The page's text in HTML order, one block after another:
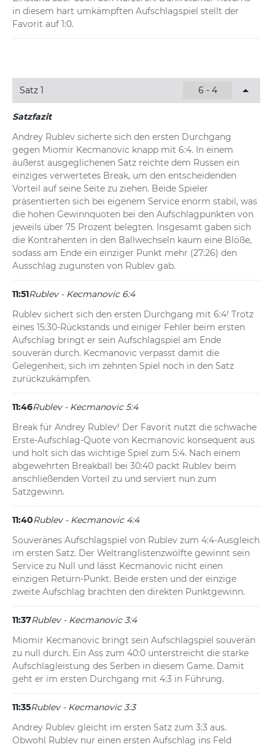
in diesem hart umkämpften Aufschlagspiel stellt der
Favorit auf 1:0.
Satz 1 6 - 4
Satzfazit
Andrey Rublev sicherte sich den ersten Durchgang
gegen Miomir Kecmanovic knapp mit 6:4. In einem
äußerst ausgeglichenen Satz reichte dem Russen ein
einziges verwertetes Break, um den entscheidenden
Vorteil auf seine Seite zu ziehen. Beide Spieler
präsentierten sich bei eigenem Service enorm stabil, was
die hohen Gewinnquoten bei den Aufschlagpunkten von
jeweils über 75 Prozent belegten. Insgesamt gaben sich
die Kontrahenten in den Ballwechseln kaum eine Blöße,
sodass am Ende ein einziger Punkt mehr (27:26) den
Ausschlag zugunsten von Rublev gab.
11:51Rublev - Kecmanovic 6:4
Rublev sichert sich den ersten Durchgang mit 6:4! Trotz
eines 15:30-Rückstands und einiger Fehler beim ersten
Aufschlag bringt er sein Aufschlagspiel am Ende
souverän durch. Kecmanovic verpasst damit die
Gelegenheit, sich im zehnten Spiel noch in den Satz
zurückzukämpfen.
11:46Rublev - Kecmanovic 5:4
Break für Andrey Rublev! Der Favorit nutzt die schwache
Erste-Aufschlag-Quote von Kecmanovic konsequent aus
und holt sich das wichtige Spiel zum 5:4. Nach einem
abgewehrten Breakball bei 30:40 packt Rublev beim
anschließenden Vorteil zu und serviert nun zum
Satzgewinn.
11:40Rublev - Kecmanovic 4:4
Souveränes Aufschlagspiel von Rublev zum 4:4-Ausgleich
im ersten Satz. Der Weltranglistenzwölfte gewinnt sein
Service zu Null und lässt Kecmanovic nicht einen
einzigen Return-Punkt. Beide ersten und der einzige
zweite Aufschlag brachten den direkten Punktgewinn.
11:37Rublev - Kecmanovic 3:4
Miomir Kecmanovic bringt sein Aufschlagspiel souverän
zu null durch. Ein Ass zum 40:0 unterstreicht die starke
Aufschlagleistung des Serben in diesem Game. Damit
geht er im ersten Durchgang mit 4:3 in Führung.
11:35Rublev - Kecmanovic 3:3
Andrey Rublev gleicht im ersten Satz zum 3:3 aus.
Obwohl Rublev nur einen ersten Aufschlag ins Feld